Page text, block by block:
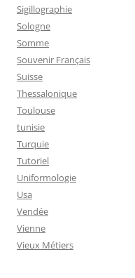
Sigillographie
Sologne
Somme
Souvenir Français
Suisse
Thessalonique
Toulouse
tunisie
Turquie
Tutoriel
Uniformologie
Usa
Vendée
Vienne
Vieux Métiers